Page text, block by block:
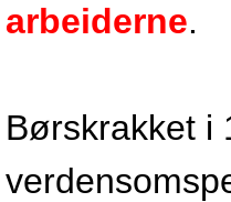
arbeiderne.
Børskrakket i